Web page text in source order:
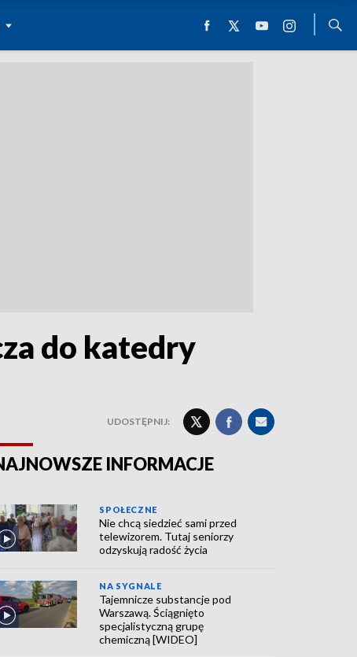
do katedry
UDOSTĘPNIJ:
INFORMACJE
SPOŁECZNE
Nie chcą siedzieć sami przed
telewizorem. Tutaj seniorzy
odzyskują radość życia
NA SYGNALE
Tajemnicze substancje pod
Warszawą. Ściągnięto
specjalistyczną grupę
chemiczną [WIDEO]